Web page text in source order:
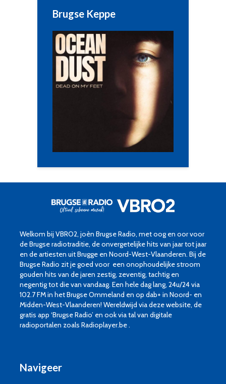
Brugse Keppe
Welkom bij VBRO2, joèn Brugse Radio, met oog en oor voor
de Brugse radiotraditie, de onvergetelijke hits van jaar tot jaar
en de artiesten uit Brugge en Noord-West-Vlaanderen. Bij de
Brugse Radio zit je goed voor een onophoudelijke stroom
gouden hits van de jaren zestig, zeventig, tachtig en
negentig tot die van vandaag. Een hele dag lang, 24u/24 via
102.7 FM in het Brugse Ommeland en op dab+ in Noord- en
Midden-West-Vlaanderen! Wereldwijd via deze website, de
gratis app ‘Brugse Radio’ en ook via tal van digitale
radioportalen zoals Radioplayer.be .
Navigeer